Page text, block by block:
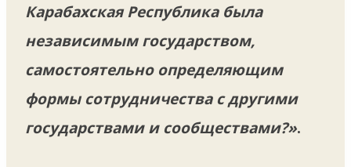
Карабахская Республика была
независимым государством,
самостоятельно определяющим
формы сотрудничества с другими
государствами и сообществами?».